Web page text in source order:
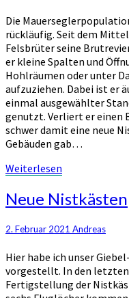
Die
rückläufig. Seit dem
Felsbrüter seine
er kleine Spalten und
Hohlräumen oder unter
aufzuziehen. Dabei ist er
einmal ausgewählter
genutzt. Verliert er einen
schwer damit eine neue
Gebäuden gab…
Weiterlesen
Neue
Nistkästen
Neue Nistkästen
2. Februar 2021 Andreas
Hier habe ich unser
vorgestellt. In den letzten
Fertigstellung der